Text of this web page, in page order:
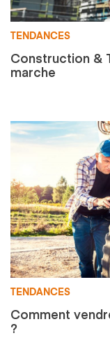
TENDANCES
Construction &
marche
TENDANCES
Comment
?